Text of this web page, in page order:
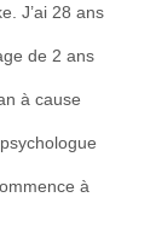
J’ai 28 ans
de 2 ans
à cause
à